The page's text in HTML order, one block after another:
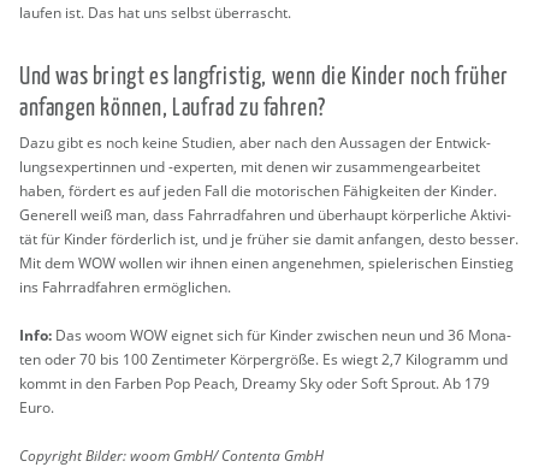
lau­fen ist. Das hat uns selbst über­rascht.
Und was bringt es lang­fris­tig, wenn die Kin­der noch frü­her
an­fan­gen kön­nen, Lauf­rad zu fah­ren?
Dazu gibt es noch keine Stu­di­en, aber nach den Aus­sa­gen der Ent­wick­
lungs­ex­per­tin­nen und -ex­per­ten, mit denen wir zu­sam­men­ge­ar­bei­tet
haben, för­dert es auf jeden Fall die mo­to­ri­schen Fä­hig­kei­ten der Kin­der.
Ge­ne­rell weiß man, dass Fahr­rad­fah­ren und über­haupt kör­per­li­che Ak­ti­vi­
tät für Kin­der för­der­lich ist, und je frü­her sie damit an­fan­gen, desto bes­ser.
Mit dem WOW wol­len wir ihnen einen an­ge­neh­men, spie­le­ri­schen Ein­stieg
ins Fahr­rad­fah­ren er­mög­li­chen.
Info: Das woom WOW eig­net sich für Kin­der zwi­schen neun und 36 Mo­na­
ten oder 70 bis 100 Zen­ti­me­ter Kör­per­grö­ße. Es wiegt 2,7 Ki­lo­gramm und
kommt in den Far­ben Pop Peach, Drea­my Sky oder Soft Sp­rout. Ab 179
Euro.
Co­py­right Bil­der: woom GmbH/ Con­ten­ta GmbH